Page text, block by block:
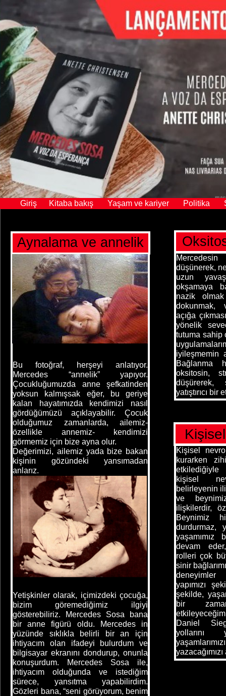
Aynalama ve annelik
Kişisel
kurarken
kişisel
belirleyenin
ve
ilişkilerdir,
Beynimiz
durdurmaz,
yaşamımız
devam
rolleri çok
sinir
deneyimler
yapımızı
şekilde,
bir
Daniel
yollarını
yazacağımızı
Bu fotoğraf, herşeyi anlatıyor.
Mercedes “annelik” yapıyor.
Çocukluğumuzda anne şefkatinden
yoksun kalmışsak eğer, bu geriye
kalan hayatımızda kendimizi nasıl
gördüğümüzü açıklayabilir. Çocuk
olduğumuz zamanlarda, ailemiz-
özellikle annemiz- kendimizi
görmemiz için bize ayna olur.
Değerimizi, ailemiz yada bize bakan
kişinin gözündeki yansımadan
anlarız.
Yetişkinler olarak, içimizdeki çocuğa,
bizim göremediğimiz ilgiyi
gösterebiliriz. Mercedes Sosa bana
bir anne figürü oldu. Mercedes in
yüzünde sıklıkla belirli bir an için
ihtiyacım olan ifadeyi bulurdum ve
bilgisayar ekranını dondurup, onunla
konuşurdum. Mercedes Sosa ile,
ihtiyacım olduğunda ve istediğim
sürece, yansıtma yapabilirdim.
Gözleri bana, “seni görüyorum, benim
Mercedesin
düşünerek,
uzun
okşamaya
nazik
dokunmak,
açığa
yönelik
tutuma sahip
iyileşmemin
Bağlanma
oksitosin,
düşürerek,
yatıştırıcı
Giriş Kitaba bakış Yaşam ve kariyer Politika